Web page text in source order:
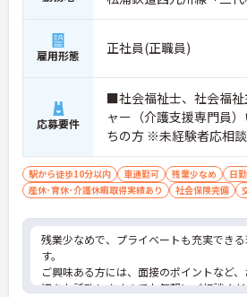
雇用形態 正社員(正職員)
応募要件
■社会福祉士、社会福
ャー（介護支援専門員
ちの方 ※未経験者応相談
駅から徒歩10分以内 車通勤可 残業少なめ
日
産休･育休･介護休暇取得実績あり
社会保険完備
残業少なめで、プライベートも充実でき
す。
ご興味ある方には、面接のポイントなど、
細をお話致しますのでお気軽にご相談く